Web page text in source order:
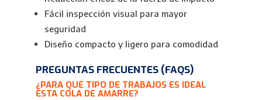
Fácil inspección visual para mayor
seguridad
Diseño compacto y ligero para comodidad
PREGUNTAS FRECUENTES (FAQS)
¿PARA QUÉ TIPO DE TRABAJOS ES IDEAL
ESTA COLA DE AMARRE?